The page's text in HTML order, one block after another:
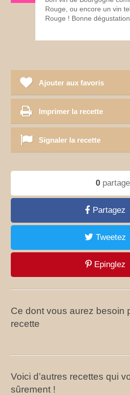
Rouge, ou encore un vin
Rouge ! Bonne
Ajouter aux favoris
Imprimer la recette
Signaler la recette
0
Partagez
Tweetez
Epinglez
Ce dont vous aurez besoin
recette
Voici d’autres recettes qui
sûrement !